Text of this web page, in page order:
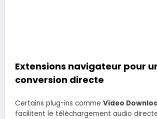
Extensions navigateur pour
conversion directe
Certains plug-ins comme Video
facilitent le téléchargement audio